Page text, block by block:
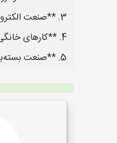
3. **صنعت الکترونیک:** برای اتصال قطعات کوچک و حساس.
4. **کارهای خانگی:** در نصب وسایل تزئینی و تعمیرات کوچک.
5. **صنعت بسته‌بندی:** برای چسباندن جعبه‌ها و کارتن‌ها.